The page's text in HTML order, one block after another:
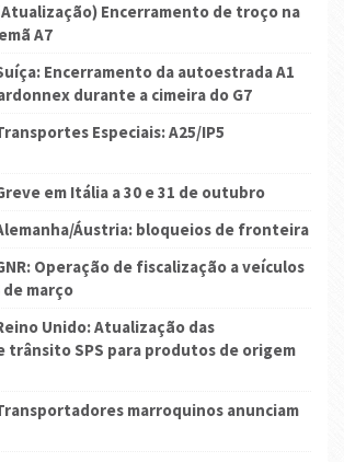
Encerramento de troço na
A7
Encerramento da autoestrada A1
durante a cimeira do G7
Especiais: A25/IP5
em Itália a 30 e 31 de outubro
Áustria: bloqueios de fronteira
Operação de fiscalização a veículos
março
Unido: Atualização das
trânsito SPS para produtos de origem
marroquinos anunciam